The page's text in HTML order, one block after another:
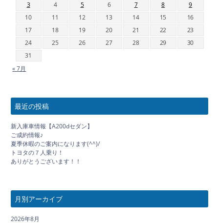
3
4 5 6 7 8
9
10
11 12 13 14 15
16
17
18 19 20 21 22
23
24
25 26 27 28 29
30
31
« 7月
最近の投稿
新入庫車情報【A200dセダン】
ご成約情報♪
夏季休暇のご案内になります(^^)/
トヨタの７人乗り！
ありがとうございます！！
月別アーカイブ
2026年8月